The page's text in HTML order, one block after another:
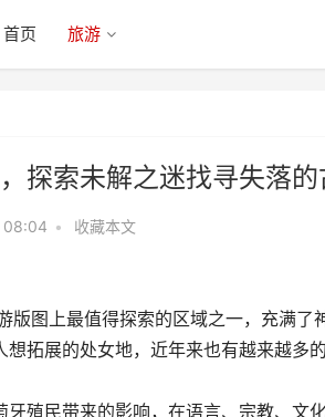
首页 旅游
探索未解之迷找寻失落的
08:04 • 收藏本文
版图上最值得探索的区域之一，充满
拓展的处女地，近年来也有越来越多的
牙殖民带来的影响，在语言、宗教、文